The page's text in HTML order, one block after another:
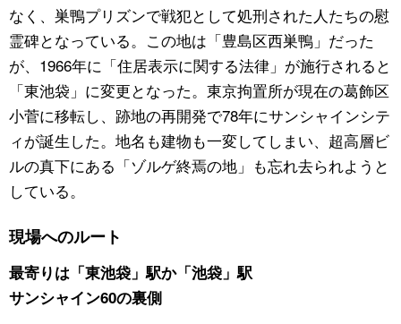
なく、巣鴨プリズンで戦犯として処刑された人たちの慰
霊碑となっている。この地は「豊島区西巣鴨」だった
が、1966年に「住居表示に関する法律」が施行されると
「東池袋」に変更となった。東京拘置所が現在の葛飾区
小菅に移転し、跡地の再開発で78年にサンシャインシテ
ィが誕生した。地名も建物も一変してしまい、超高層ビ
ルの真下にある「ゾルゲ終焉の地」も忘れ去られようと
している。
現場へのルート
最寄りは「東池袋」駅か「池袋」駅
サンシャイン60の裏側